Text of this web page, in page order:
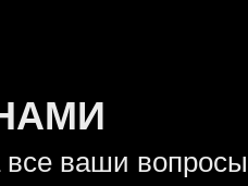
все ваши вопросы